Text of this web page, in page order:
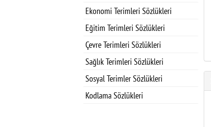
Ekonomi Terimleri Sözlükleri
Eğitim Terimleri Sözlükleri
Çevre Terimleri Sözlükleri
Sağlık Terimleri Sözlükleri
Sosyal Terimler Sözlükleri
Kodlama Sözlükleri